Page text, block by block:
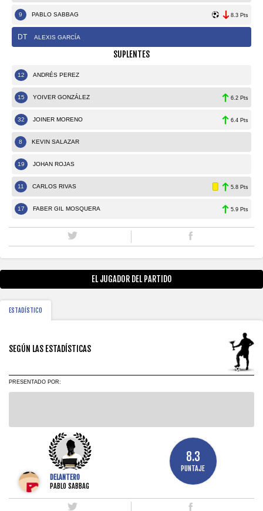
9 PABLO SABBAG 8.3 Pts
DT ALEXIS GARCÍA
SUPLENTES
12 ANDRÉS PEREZ
15 YOIVER GONZÁLEZ 6.2 Pts
32 JOINER MORENO 6.4 Pts
8 KEVIN SALAZAR
19 JOHAN ROJAS
11 CARLOS RIVAS 5.8 Pts
17 FABER GIL MOSQUERA 5.9 Pts
EL JUGADOR DEL PARTIDO
ESTADÍSTICO
SEGÚN LAS ESTADÍSTICAS
PRESENTADO POR:
DELANTERO
PABLO SABBAG
8.3
PUNTAJE